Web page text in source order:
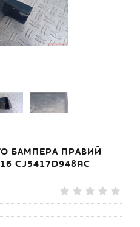
БАМПЕРА ПРАВИЙ
CJ5417D948AC